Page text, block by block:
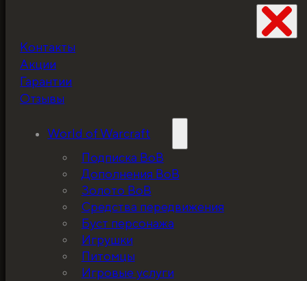
Контакты
Акции
Гарантии
Отзывы
World of Warcraft
Подписка ВоВ
Дополнения ВоВ
Золото ВоВ
Средства передвижения
Буст персонажа
Игрушки
Питомцы
Игровые услуги